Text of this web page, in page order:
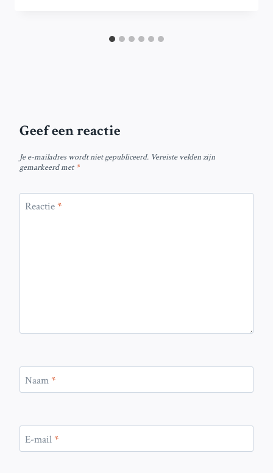
Geef een reactie
Je e-mailadres wordt niet gepubliceerd. Vereiste velden zijn
gemarkeerd met*
Reactie*
Naam*
E-mail*